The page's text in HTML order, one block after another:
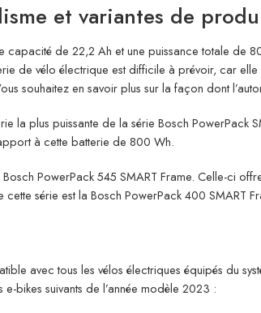
et variantes de
capacité de 22,2 Ah et une puissance totale de
de vélo électrique est difficile à prévoir, car
souhaitez en savoir plus sur la façon dont
la plus puissante de la série Bosch PowerPack
à cette batterie de 800 Wh.
PowerPack 545 SMART Frame. Celle-ci
cette série est la Bosch PowerPack 400
avec tous les vélos électriques équipés du
e-bikes suivants de l’année modèle 2023 :